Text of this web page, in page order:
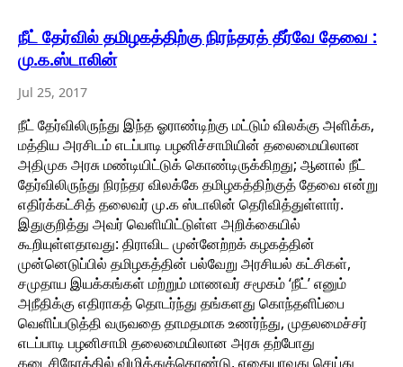
நீட் தேர்வில் தமிழகத்திற்கு நிரந்தரத் தீர்வே தேவை :
மு.க.ஸ்டாலின்
Jul 25, 2017
நீட் தேர்விலிருந்து இந்த ஓராண்டிற்கு மட்டும் விலக்கு அளிக்க,
மத்திய அரசிடம் எடப்பாடி பழனிச்சாமியின் தலைமையிலான
அதிமுக அரசு மண்டியிட்டுக் கொண்டிருக்கிறது; ஆனால் நீட்
தேர்விலிருந்து நிரந்தர விலக்கே தமிழகத்திற்குத் தேவை என்று
எதிர்க்கட்சித் தலைவர் மு.க ஸ்டாலின் தெரிவித்துள்ளார்.
இதுகுறித்து அவர் வெளியிட்டுள்ள அறிக்கையில்
கூறியுள்ளதாவது: திராவிட முன்னேற்றக் கழகத்தின்
முன்னெடுப்பில் தமிழகத்தின் பல்வேறு அரசியல் கட்சிகள்,
சமுதாய இயக்கங்கள் மற்றும் மாணவர் சமூகம் ‘நீட்’ எனும்
அநீதிக்கு எதிராகத் தொடர்ந்து தங்களது கொந்தளிப்பை
வெளிப்படுத்தி வருவதை தாமதமாக உணர்ந்து, முதலமைச்சர்
எடப்பாடி பழனிசாமி தலைமையிலான அரசு தற்போது
கடைசிநேரத்தில் விழித்துக்கொண்டு, எதையாவது செய்து